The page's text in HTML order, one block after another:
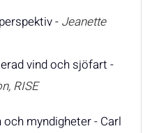
- Jeanette
vind och sjöfart -
RISE
myndigheter - Carl